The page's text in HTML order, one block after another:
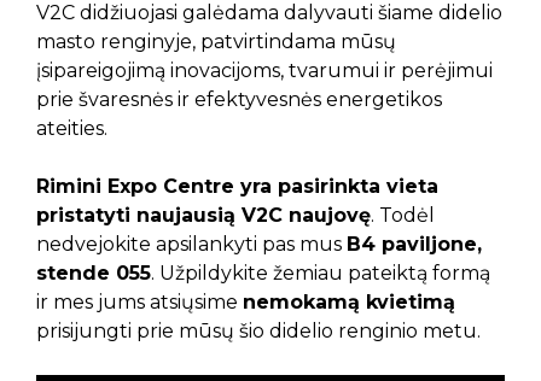
V2C didžiuojasi galėdama dalyvauti šiame didelio
masto renginyje, patvirtindama mūsų
įsipareigojimą inovacijoms, tvarumui ir perėjimui
prie švaresnės ir efektyvesnės energetikos
ateities.
Rimini Expo Centre yra pasirinkta vieta
pristatyti naujausią V2C naujovę. Todėl
nedvejokite apsilankyti pas mus B4 paviljone,
stende 055. Užpildykite žemiau pateiktą formą
ir mes jums atsiųsime nemokamą kvietimą
prisijungti prie mūsų šio didelio renginio metu.